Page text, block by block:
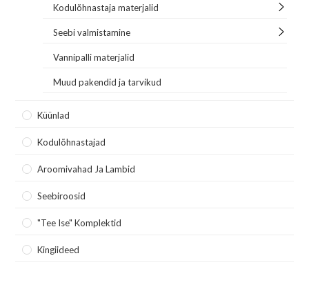
Kodulõhnastaja materjalid
Seebi valmistamine
Vannipalli materjalid
Muud pakendid ja tarvikud
Küünlad
Kodulõhnastajad
Aroomivahad Ja Lambid
Seebiroosid
"Tee Ise" Komplektid
Kingiideed